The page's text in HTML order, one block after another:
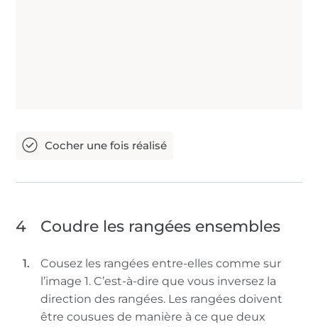
4 Coudre les rangées ensembles
Cousez les rangées entre-elles comme sur
l’image 1. C’est-à-dire que vous inversez la
direction des rangées. Les rangées doivent
être cousues de manière à ce que deux